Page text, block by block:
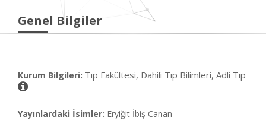
Genel Bilgiler
Kurum Bilgileri: Tıp Fakültesi, Dahili Tıp Bilimleri, Adli Tıp
Yayınlardaki İsimler: Eryiğit İbiş Canan